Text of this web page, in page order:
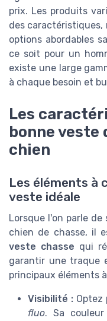
prix. Les produits
des caractéristiques,
options abordables
ce soit pour un
existe une large
à chaque besoin et
Les
bonne veste
chien
Les éléments à
veste idéale
Lorsque l'on parle
chien de chasse, il
veste chasse qui
garantir une traque
principaux éléments
Visibilité : Optez
fluo. Sa